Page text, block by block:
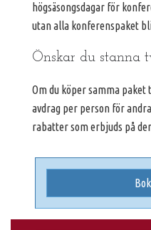
högsäsongsdagar för
utan alla konferenspaket
Önskar du stanna
Om du köper samma paket
avdrag per person för
rabatter som erbjuds på